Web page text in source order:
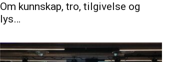
Om kunnskap, tro, tilgivelse og
lys…